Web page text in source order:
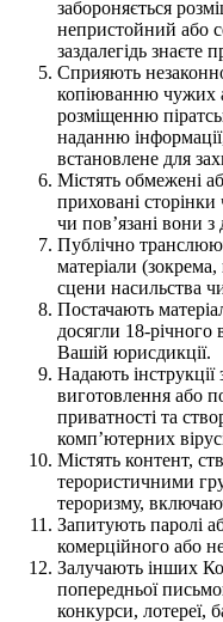
забороняється
непристойний або
заздалегідь знаєте
Сприяють
копіюванню чужих
розміщенню
наданню
встановлене для
Містять обмежені
приховані
чи пов’язані вони
Публічно
матеріали
сцени насильства
Постачають
досягли 18-річного
Вашій юрисдикції.
Надають
виготовлення або
приватності та
комп’ютерних
Містять контент,
терористичними
тероризму,
Запитують паролі
комерційного або
Залучають інших
попередньої
конкурси, лотереї,